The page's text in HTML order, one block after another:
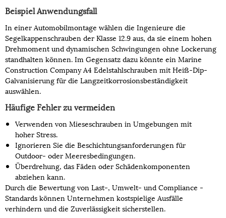
Beispiel Anwendungsfall
In einer Automobilmontage wählen die Ingenieure die
Segelkappenschrauben der Klasse 12.9 aus, da sie einem hohen
Drehmoment und dynamischen Schwingungen ohne Lockerung
standhalten können. Im Gegensatz dazu könnte ein Marine
Construction Company A4 Edelstahlschrauben mit Heiß-Dip-
Galvanisierung für die Langzeitkorrosionsbeständigkeit
auswählen.
Häufige Fehler zu vermeiden
Verwenden von Mieseschrauben in Umgebungen mit
hoher Stress.
Ignorieren Sie die Beschichtungsanforderungen für
Outdoor- oder Meeresbedingungen.
Überdrehung, das Fäden oder Schädenkomponenten
abziehen kann.
Durch die Bewertung von Last-, Umwelt- und Compliance -
Standards können Unternehmen kostspielige Ausfälle
verhindern und die Zuverlässigkeit sicherstellen.